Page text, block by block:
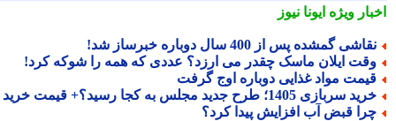
ویژهایونا نیوز
گمشده پس از 400 سال دوباره خبرساز شد!
ایلان ماسک چقدر می ارزد؟ عددی که همه را شوکه کرد!
مواد غذایی دوباره اوج گرفت
سربازی 1405؛ طرح جدید مجلس به کجا رسید؟+ قیمت خرید
قبض آب افزایش پیدا کرد؟